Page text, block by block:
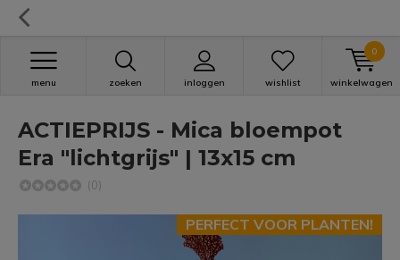
zoeken inloggen
menu wishlist winkelwagen
0
ACTIEPRIJS - Mica bloempot
Era "lichtgrijs" | 13x15 cm
(0)
PERFECT VOOR PLANTEN!